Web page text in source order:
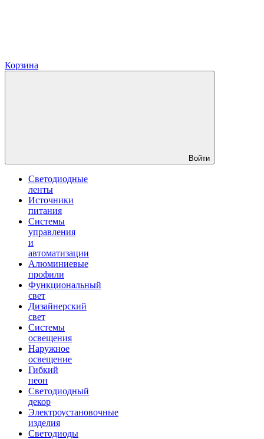
Корзина
Войти
Светодиодные
ленты
Источники
питания
Системы
управления
и
автоматизации
Алюминиевые
профили
Функциональный
свет
Дизайнерский
свет
Системы
освещения
Наружное
освещение
Гибкий
неон
Светодиодный
декор
Электроустановочные
изделия
Светодиоды